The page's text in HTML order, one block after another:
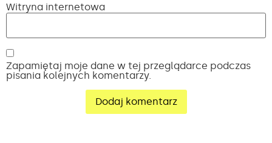
Witryna internetowa
Zapamiętaj moje dane w tej przeglądarce podczas
pisania kolejnych komentarzy.